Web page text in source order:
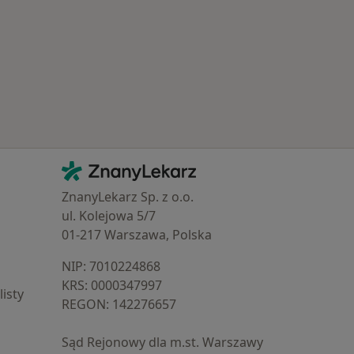
Kontakt
ZnanyLekarz - Strona główna
ZnanyLekarz Sp. z o.o.
ul. Kolejowa 5/7
01-217 Warszawa, Polska
NIP: ⁠7010224868
KRS: ⁠0000347997
REGON: ⁠142276657
Sąd Rejonowy dla m.st. Warszawy